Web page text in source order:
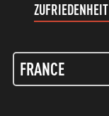
ZUFRIEDENHEIT